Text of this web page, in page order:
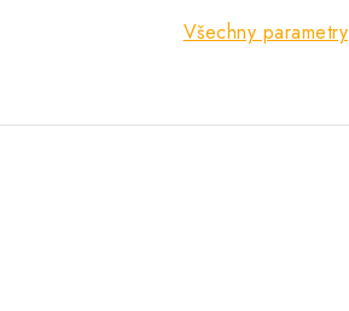
Všechny parametry